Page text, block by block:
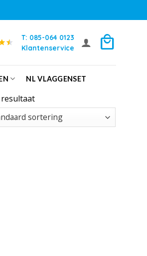
T: 085-064 0123
Klantenservice
NL VLAGGENSET
resultaat